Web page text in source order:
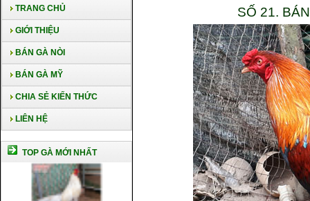
TRANG CHỦ
GIỚI THIỆU
BÁN GÀ NÒI
BÁN GÀ MỸ
CHIA SẺ KIẾN THỨC
LIÊN HỆ
TOP GÀ MỚI NHẤT
SỐ 21.